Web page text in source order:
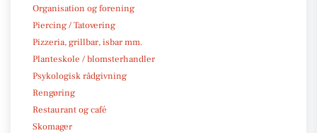
Organisation og forening
Piercing / Tatovering
Pizzeria, grillbar, isbar mm.
Planteskole / blomsterhandler
Psykologisk rådgivning
Rengøring
Restaurant og café
Skomager